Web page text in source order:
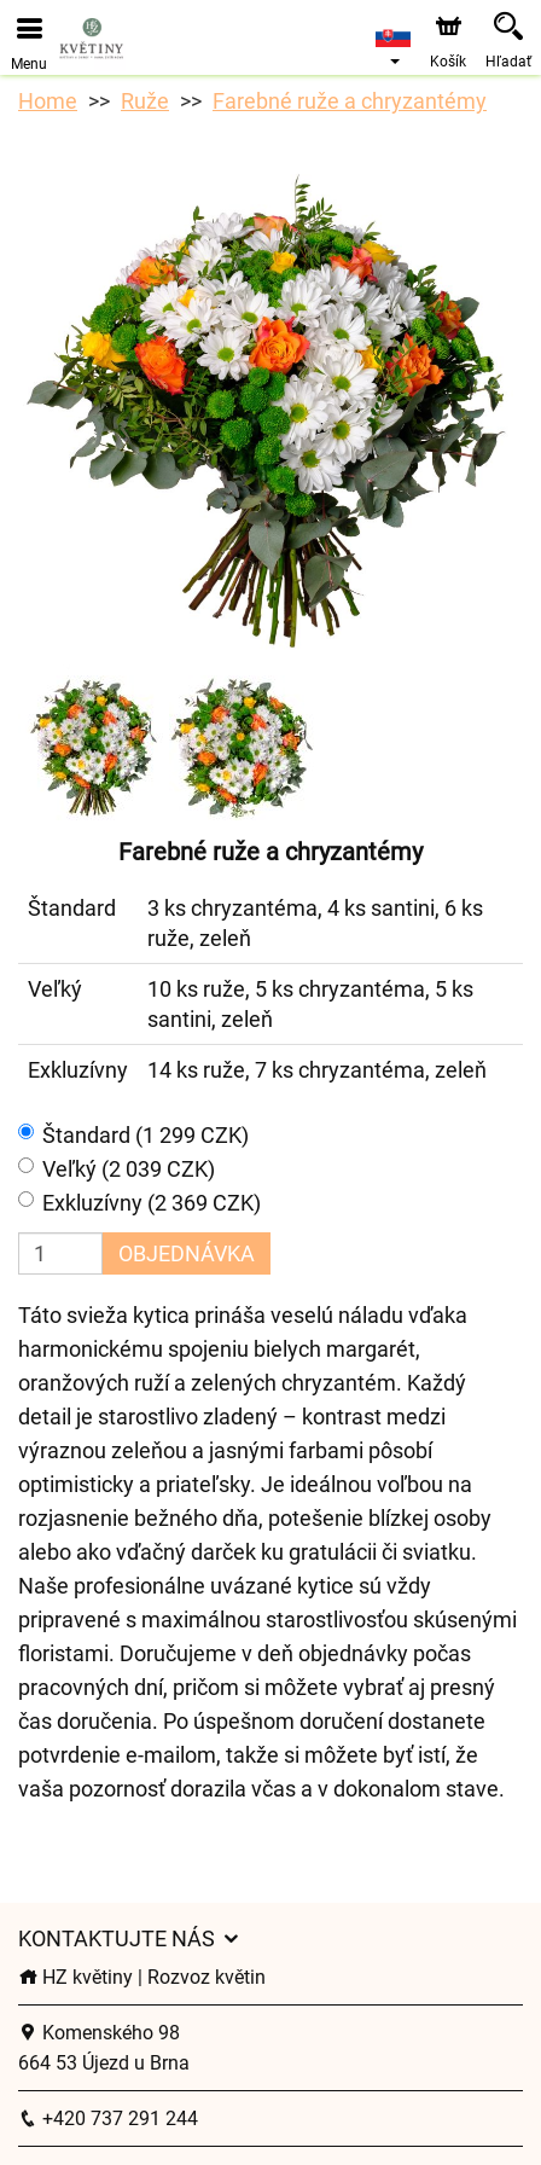
Objednávky prijímame prostredníctvom nášho e-shopu.
Najskorší možný termín doručenia je od 10.8.2026 z
Menu Košík Hľadať
Home Ruže Farebné ruže a chryzantémy
Farebné ruže a chryzantémy
Štandard
3 ks chryzantéma, 4 ks santini, 6 ks
ruže, zeleň
Veľký
10 ks ruže, 5 ks chryzantéma, 5 ks
santini, zeleň
Exkluzívny
14 ks ruže, 7 ks chryzantéma, zeleň
Štandard (1 299 CZK)
Veľký (2 039 CZK)
Exkluzívny (2 369 CZK)
OBJEDNÁVKA
Táto svieža kytica prináša veselú náladu vďaka
harmonickému spojeniu bielych margarét,
oranžových ruží a zelených chryzantém. Každý
detail je starostlivo zladený – kontrast medzi
výraznou zeleňou a jasnými farbami pôsobí
optimisticky a priateľsky. Je ideálnou voľbou na
rozjasnenie bežného dňa, potešenie blízkej osoby
alebo ako vďačný darček ku gratulácii či sviatku.
Naše profesionálne uvázané kytice sú vždy
pripravené s maximálnou starostlivosťou skúsenými
floristami. Doručujeme v deň objednávky počas
pracovných dní, pričom si môžete vybrať aj presný
čas doručenia. Po úspešnom doručení dostanete
potvrdenie e-mailom, takže si môžete byť istí, že
vaša pozornosť dorazila včas a v dokonalom stave.
KONTAKTUJTE NÁS
HZ květiny | Rozvoz květin
Komenského 98
664 53 Újezd u Brna
+420 737 291 244